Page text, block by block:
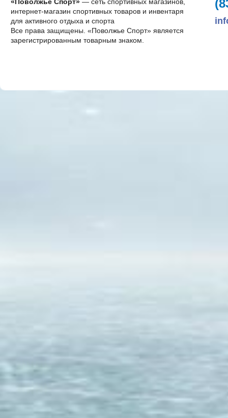
интернет-магазин спортивных товаров и инвентаря
для активного отдыха и спорта
Все права защищены. «Поволжье Спорт» является
зарегистрированным товарным знаком.